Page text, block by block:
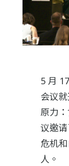
5 月
会议
原力
议邀
危机
人。